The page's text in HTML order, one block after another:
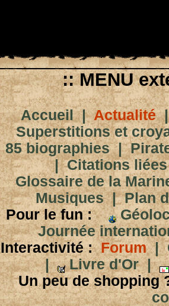
:: MENU
Accueil|Actualité
Superstitions et
85 biographies|
|Citations
Glossaire de la
Musiques|Plan
Pour le fun :
Journée
Interactivité : Forum|
|
Livre d'Or|
Un peu de shopping